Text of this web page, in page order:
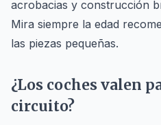
acrobacias y construcción
Mira siempre la edad
las piezas pequeñas.
¿Los coches valen
circuito?